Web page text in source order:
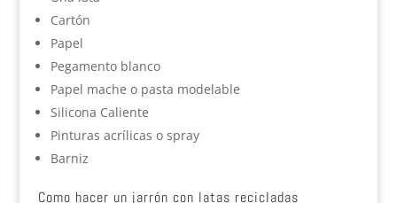
Cartón
Papel
Pegamento blanco
Papel mache o pasta modelable
Silicona Caliente
Pinturas acrílicas o spray
Barniz
Como hacer un jarrón con latas recicladas